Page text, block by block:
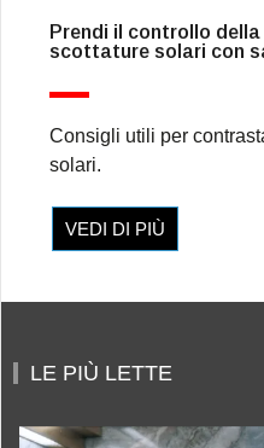
Prendi il controllo
scottature solari con
Consigli utili per
solari.
VEDI DI PIÙ
LE PIÙ LETTE